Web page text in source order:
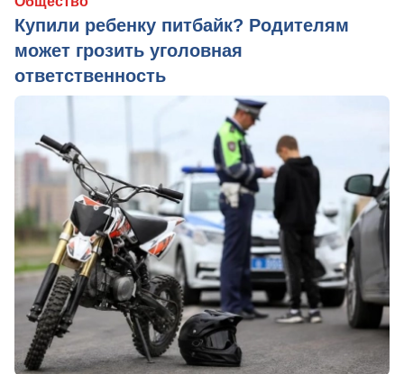
Купили ребенку питбайк? Родителям
может грозить уголовная
ответственность